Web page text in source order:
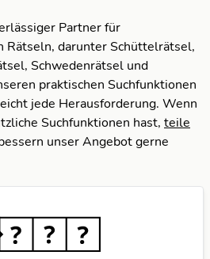
Partner für
Rätseln, darunter Schüttelrätsel,
Schwedenrätsel und
praktischen Suchfunktionen
jede Herausforderung. Wenn
Suchfunktionen hast, teile
unser Angebot gerne